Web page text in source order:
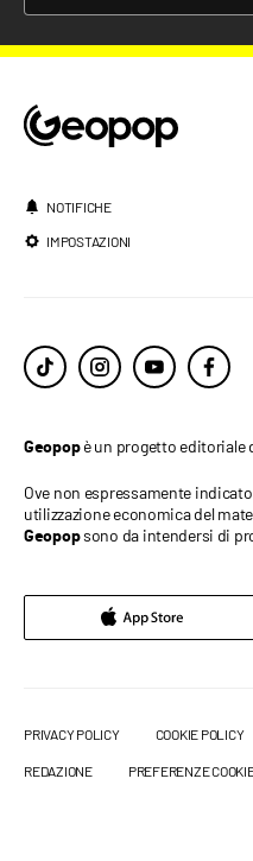
NOTIFICHE
IMPOSTAZIONI
Geopopè un progetto editoriale
Ove non espressamente
utilizzazione economica del
Geopopsono da intendersi di
PRIVACY POLICY COOKIE POLICY
REDAZIONE PREFERENZE